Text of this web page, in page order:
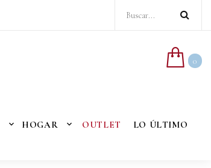
0
HOGAR OUTLET
LO ÚLTIMO